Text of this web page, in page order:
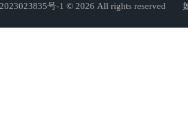
号-1 © 2026 All rights reserved 如